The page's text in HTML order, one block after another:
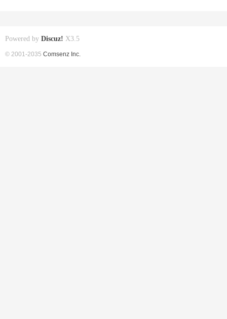
Powered by Discuz! X3.5
© 2001-2035 Comsenz Inc.